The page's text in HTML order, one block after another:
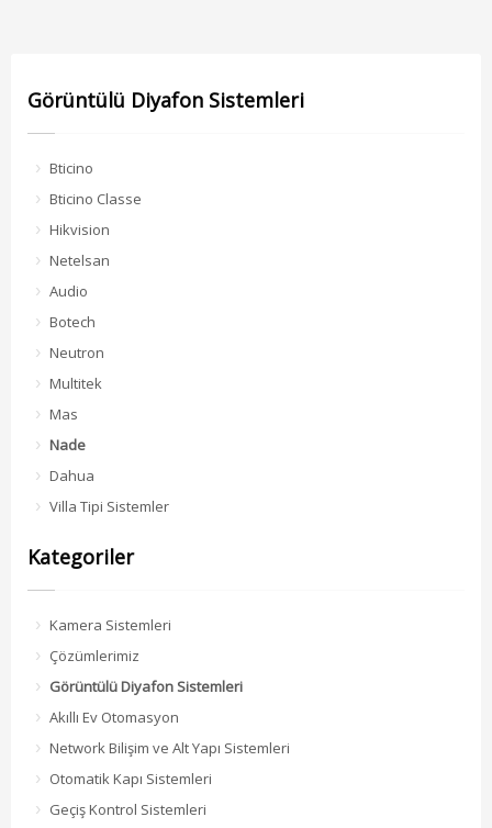
Görüntülü Diyafon Sistemleri
Bticino
Bticino Classe
Hikvision
Netelsan
Audio
Botech
Neutron
Multitek
Mas
Nade
Dahua
Villa Tipi Sistemler
Kategoriler
Kamera Sistemleri
Çözümlerimiz
Görüntülü Diyafon Sistemleri
Akıllı Ev Otomasyon
Network Bilişim ve Alt Yapı Sistemleri
Otomatik Kapı Sistemleri
Geçiş Kontrol Sistemleri